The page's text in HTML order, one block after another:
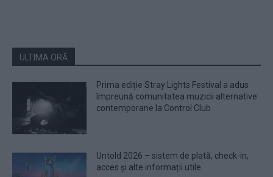
ULTIMA ORĂ
Prima ediție Stray Lights Festival a adus
împreună comunitatea muzicii alternative
contemporane la Control Club
Untold 2026 – sistem de plată, check-in,
acces și alte informații utile